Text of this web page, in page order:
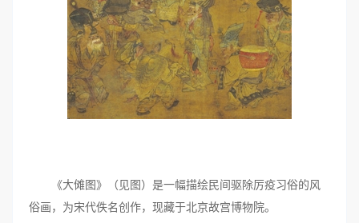
《大傩图》（见图）是一幅描绘民间驱除厉疫习俗的风
俗画，为宋代佚名创作，现藏于北京故宫博物院。